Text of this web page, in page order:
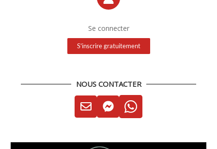
Se connecter
S'inscrire gratuitement
NOUS CONTACTER